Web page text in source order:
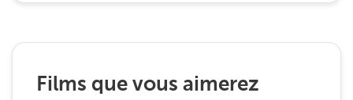
Films que vous aimerez